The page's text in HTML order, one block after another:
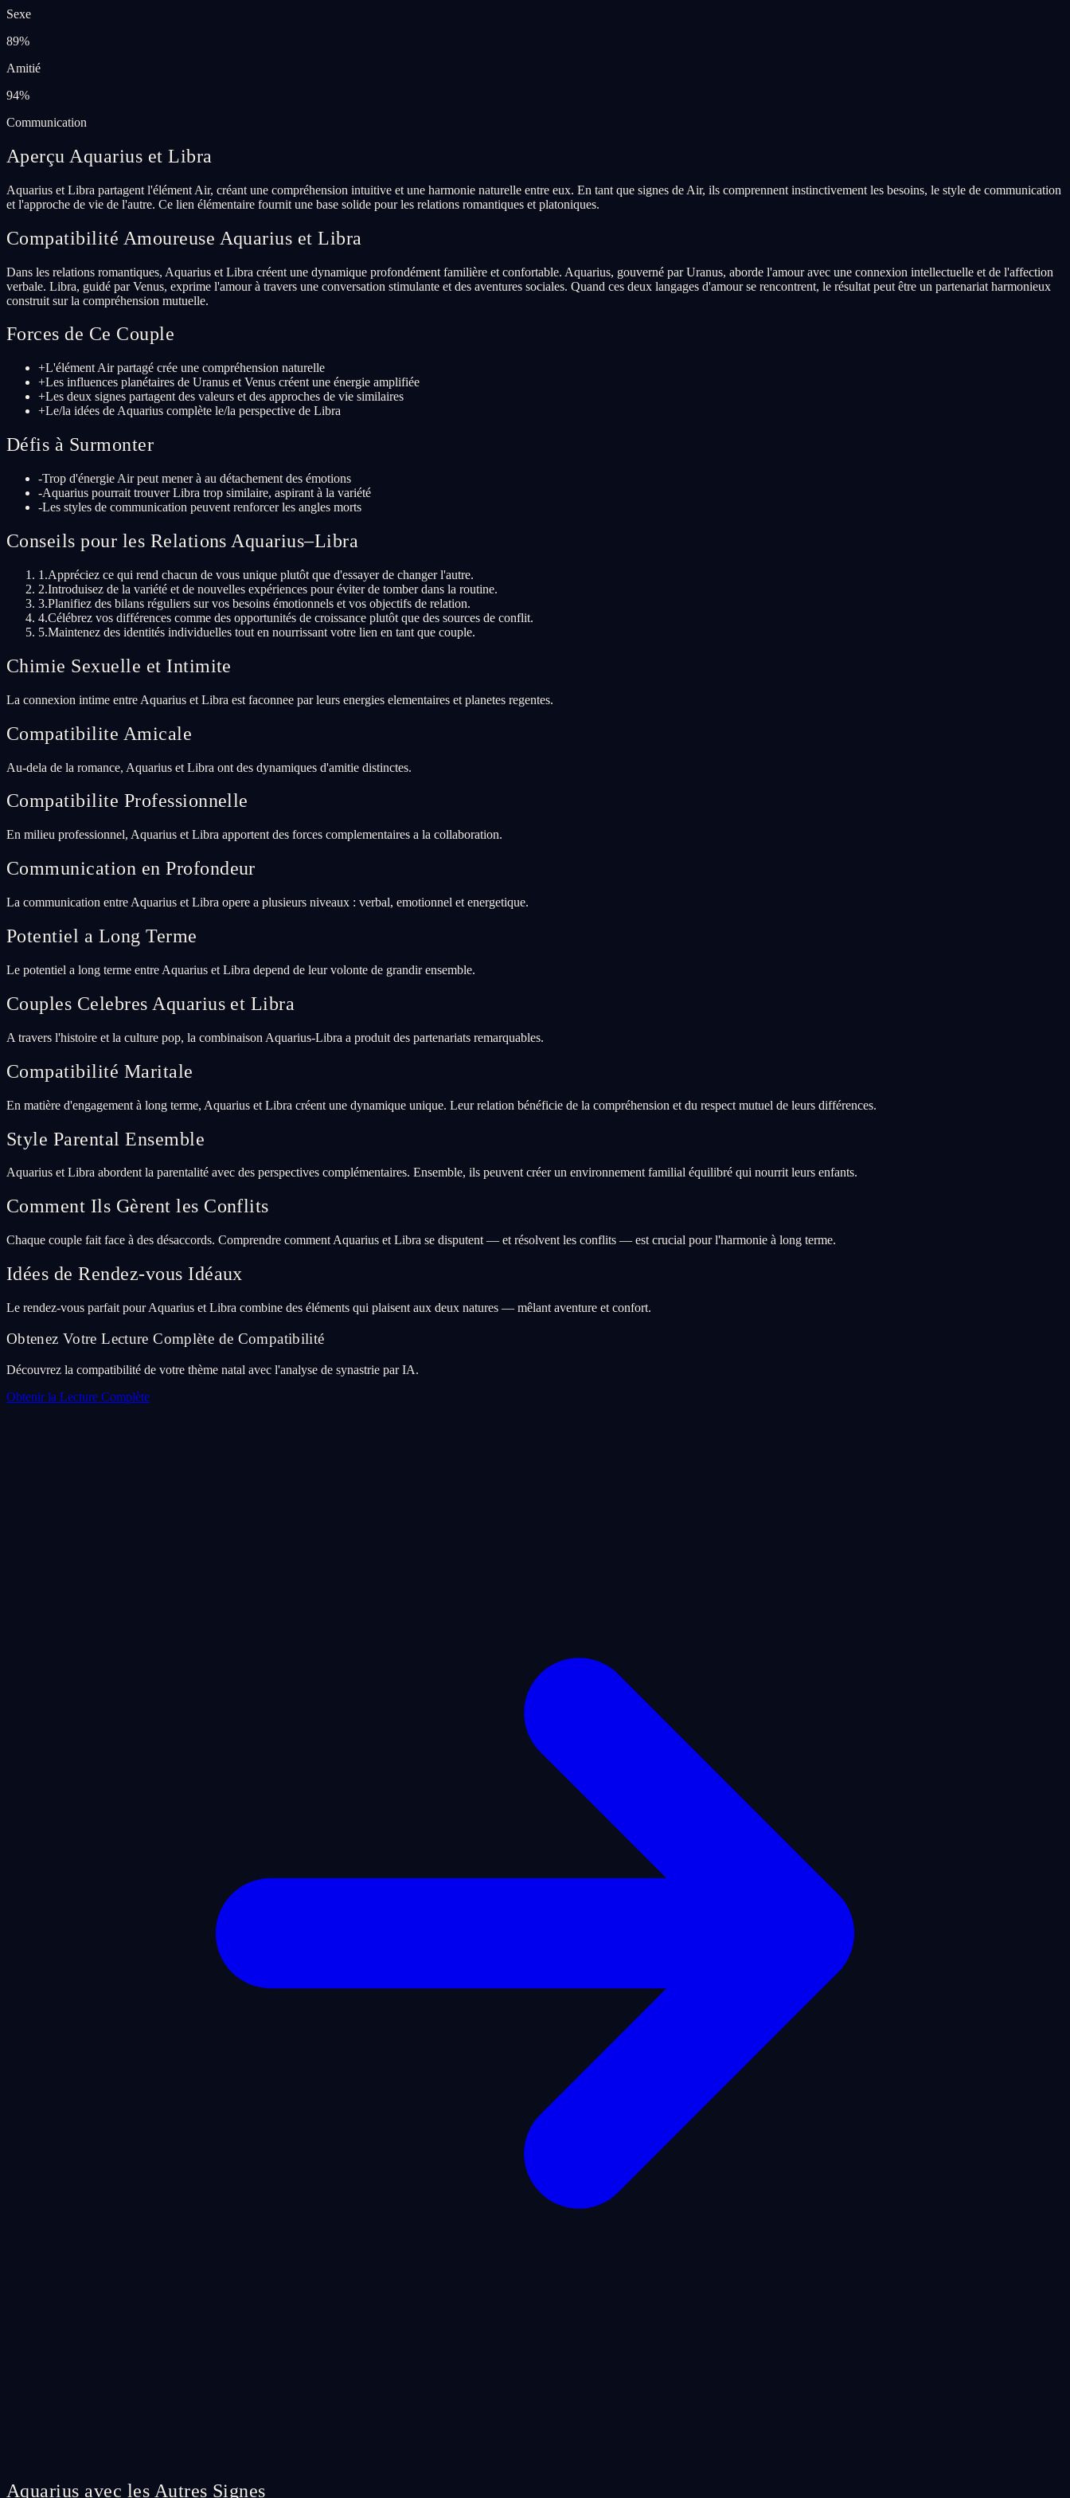
Sexe
89%
Amitié
94%
Communication
Aperçu Aquarius et Libra
Aquarius et Libra partagent l'élément Air, créant une compréhension intuitive et une harmonie naturelle entre eux. En tant que signes de Air, ils comprennent instinctivement les besoins, le style de communication
et l'approche de vie de l'autre. Ce lien élémentaire fournit une base solide pour les relations romantiques et platoniques.
Compatibilité Amoureuse Aquarius et Libra
Dans les relations romantiques, Aquarius et Libra créent une dynamique profondément familière et confortable. Aquarius, gouverné par Uranus, aborde l'amour avec une connexion intellectuelle et de l'affection
verbale. Libra, guidé par Venus, exprime l'amour à travers une conversation stimulante et des aventures sociales. Quand ces deux langages d'amour se rencontrent, le résultat peut être un partenariat harmonieux
construit sur la compréhension mutuelle.
Forces de Ce Couple
+L'élément Air partagé crée une compréhension naturelle
+Les influences planétaires de Uranus et Venus créent une énergie amplifiée
+Les deux signes partagent des valeurs et des approches de vie similaires
+Le/la idées de Aquarius complète le/la perspective de Libra
Défis à Surmonter
-Trop d'énergie Air peut mener à au détachement des émotions
-Aquarius pourrait trouver Libra trop similaire, aspirant à la variété
-Les styles de communication peuvent renforcer les angles morts
Conseils pour les Relations Aquarius–Libra
1 .Appréciez ce qui rend chacun de vous unique plutôt que d'essayer de changer l'autre.
2.Introduisez de la variété et de nouvelles expériences pour éviter de tomber dans la routine.
3.Planifiez des bilans réguliers sur vos besoins émotionnels et vos objectifs de relation.
4.Célébrez vos différences comme des opportunités de croissance plutôt que des sources de conflit.
5.Maintenez des identités individuelles tout en nourrissant votre lien en tant que couple.
Chimie Sexuelle et Intimite
La connexion intime entre Aquarius et Libra est faconnee par leurs energies elementaires et planetes regentes.
Compatibilite Amicale
Au-dela de la romance, Aquarius et Libra ont des dynamiques d'amitie distinctes.
Compatibilite Professionnelle
En milieu professionnel, Aquarius et Libra apportent des forces complementaires a la collaboration.
Communication en Profondeur
La communication entre Aquarius et Libra opere a plusieurs niveaux : verbal, emotionnel et energetique.
Potentiel a Long Terme
Le potentiel a long terme entre Aquarius et Libra depend de leur volonte de grandir ensemble.
Couples Celebres Aquarius et Libra
A travers l'histoire et la culture pop, la combinaison Aquarius-Libra a produit des partenariats remarquables.
Compatibilité Maritale
En matière d'engagement à long terme, Aquarius et Libra créent une dynamique unique. Leur relation bénéficie de la compréhension et du respect mutuel de leurs différences.
Style Parental Ensemble
Aquarius et Libra abordent la parentalité avec des perspectives complémentaires. Ensemble, ils peuvent créer un environnement familial équilibré qui nourrit leurs enfants.
Comment Ils Gèrent les Conflits
Chaque couple fait face à des désaccords. Comprendre comment Aquarius et Libra se disputent — et résolvent les conflits — est crucial pour l'harmonie à long terme.
Idées de Rendez-vous Idéaux
Le rendez-vous parfait pour Aquarius et Libra combine des éléments qui plaisent aux deux natures — mêlant aventure et confort.
Obtenez Votre Lecture Complète de Compatibilité
Découvrez la compatibilité de votre thème natal avec l'analyse de synastrie par IA.
Obtenir la Lecture Complète
Aquarius avec les Autres Signes